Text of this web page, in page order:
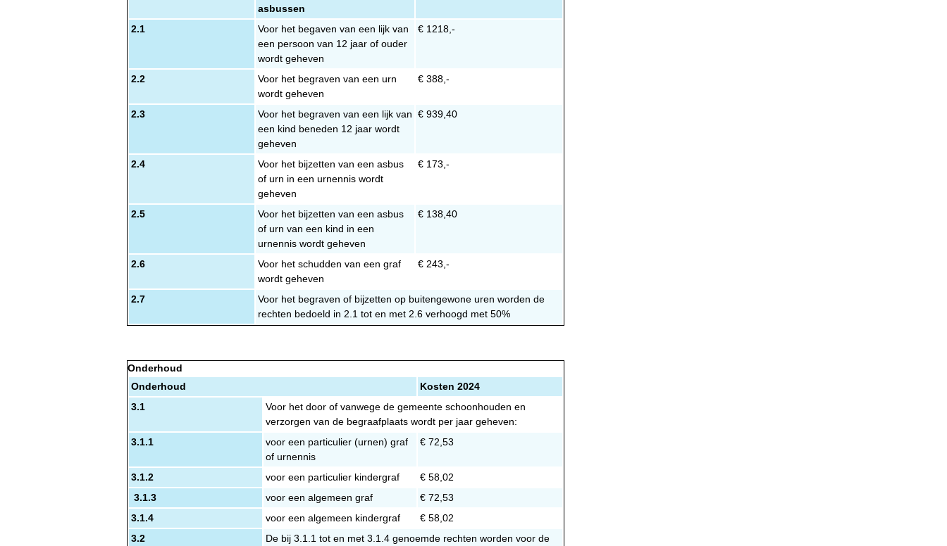
asbussen
2.1
Voor het begaven van een lijk van
een persoon van 12 jaar of ouder
wordt geheven
€ 1218,-
2.2
Voor het begraven van een urn
wordt geheven
€ 388,-
2.3
Voor het begraven van een lijk van
een kind beneden 12 jaar wordt
geheven
€ 939,40
2.4
Voor het bijzetten van een asbus
of urn in een urnennis wordt
geheven
€ 173,-
2.5
Voor het bijzetten van een asbus
of urn van een kind in een
urnennis wordt geheven
€ 138,40
2.6
Voor het schudden van een graf
wordt geheven
€ 243,-
2.7
Voor het begraven of bijzetten op buitengewone uren worden de
rechten bedoeld in 2.1 tot en met 2.6 verhoogd met 50%
Onderhoud Kosten 2024
Onderhoud
3.1
Voor het door of vanwege de gemeente schoonhouden en
verzorgen van de begraafplaats wordt per jaar geheven:
3.1.1
voor een particulier (urnen) graf
of urnennis
€ 72,53
3.1.2 voor een particulier kindergraf
€ 58,02
3.1.3
voor een algemeen graf
€ 72,53
3.1.4
voor een algemeen kindergraf
€ 58,02
3.2
De bij 3.1.1 tot en met 3.1.4 genoemde rechten worden voor de